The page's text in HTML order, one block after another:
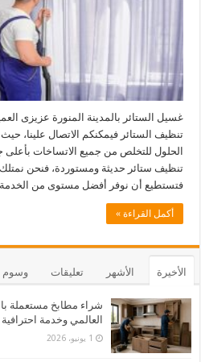
غسيل الستائر بالمدينة المنورة عزيزى
تنظيف الستائر فيمكنكم الاتصال علينا،
الحلول للتخلص من جميع الاتساخات
تنظيف ستائر حديثة ومستوردة، فنحن
فتستطيع أن نوفر أفضل مستوى من
أكمل القراءة »
الأخيرة الأشهر تعليقات وسوم
شراء مطابخ مستعملة
العالمي وخدمة
1 يونيو، 2026